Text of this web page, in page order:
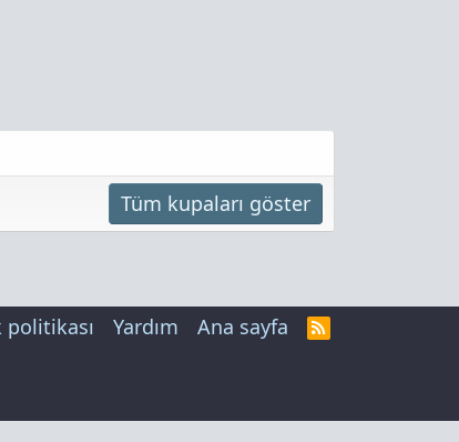
Tüm kupaları göster
politikası Yardım Ana sayfa